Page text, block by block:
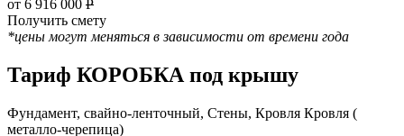
от 6 916 000 Р
Получить смету
*цены могут меняться в зависимости от времени года
Тариф КОРОБКА под крышу
Фундамент, свайно-ленточный, Стены, Кровля Кровля (
металло-черепица)